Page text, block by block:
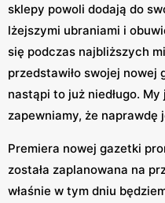
sklepy powoli dodają do
lżejszymi ubraniami i
się podczas najbliższych
przedstawiło swojej nowej
nastąpi to już niedługo.
zapewniamy, że naprawdę
Premiera nowej gazetki
została zaplanowana na
właśnie w tym dniu